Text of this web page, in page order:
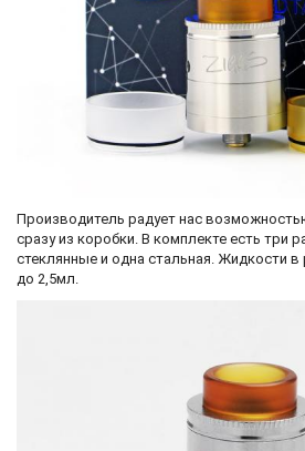
Производитель радует нас
сразу из коробки. В комплекте есть три
стеклянные и одна стальная. Жидкости
до 2,5мл.